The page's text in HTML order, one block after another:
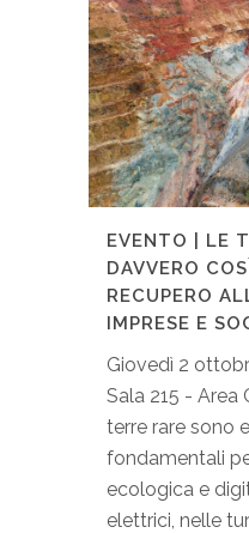
EVENTO | LE
DAVVERO
RECUPERO
IMPRESE E
Giovedì 2
Sala 215 - Area
terre rare sono
fondamentali
ecologica e
elettrici, nelle